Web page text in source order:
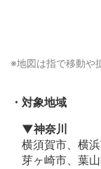
※地図は指で移動や
対象地域
▼神奈川
横須賀市、横
芽ヶ崎市、葉